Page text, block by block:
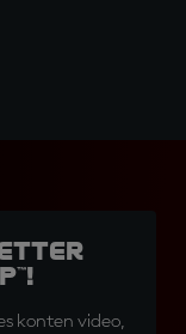
konten video,